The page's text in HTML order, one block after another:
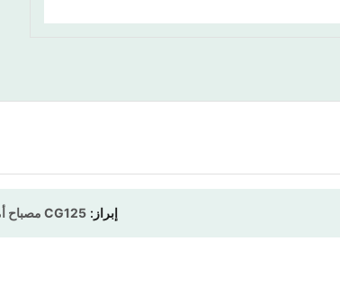
إبراز: CG125 مصباح أمامية للدراجة النارية